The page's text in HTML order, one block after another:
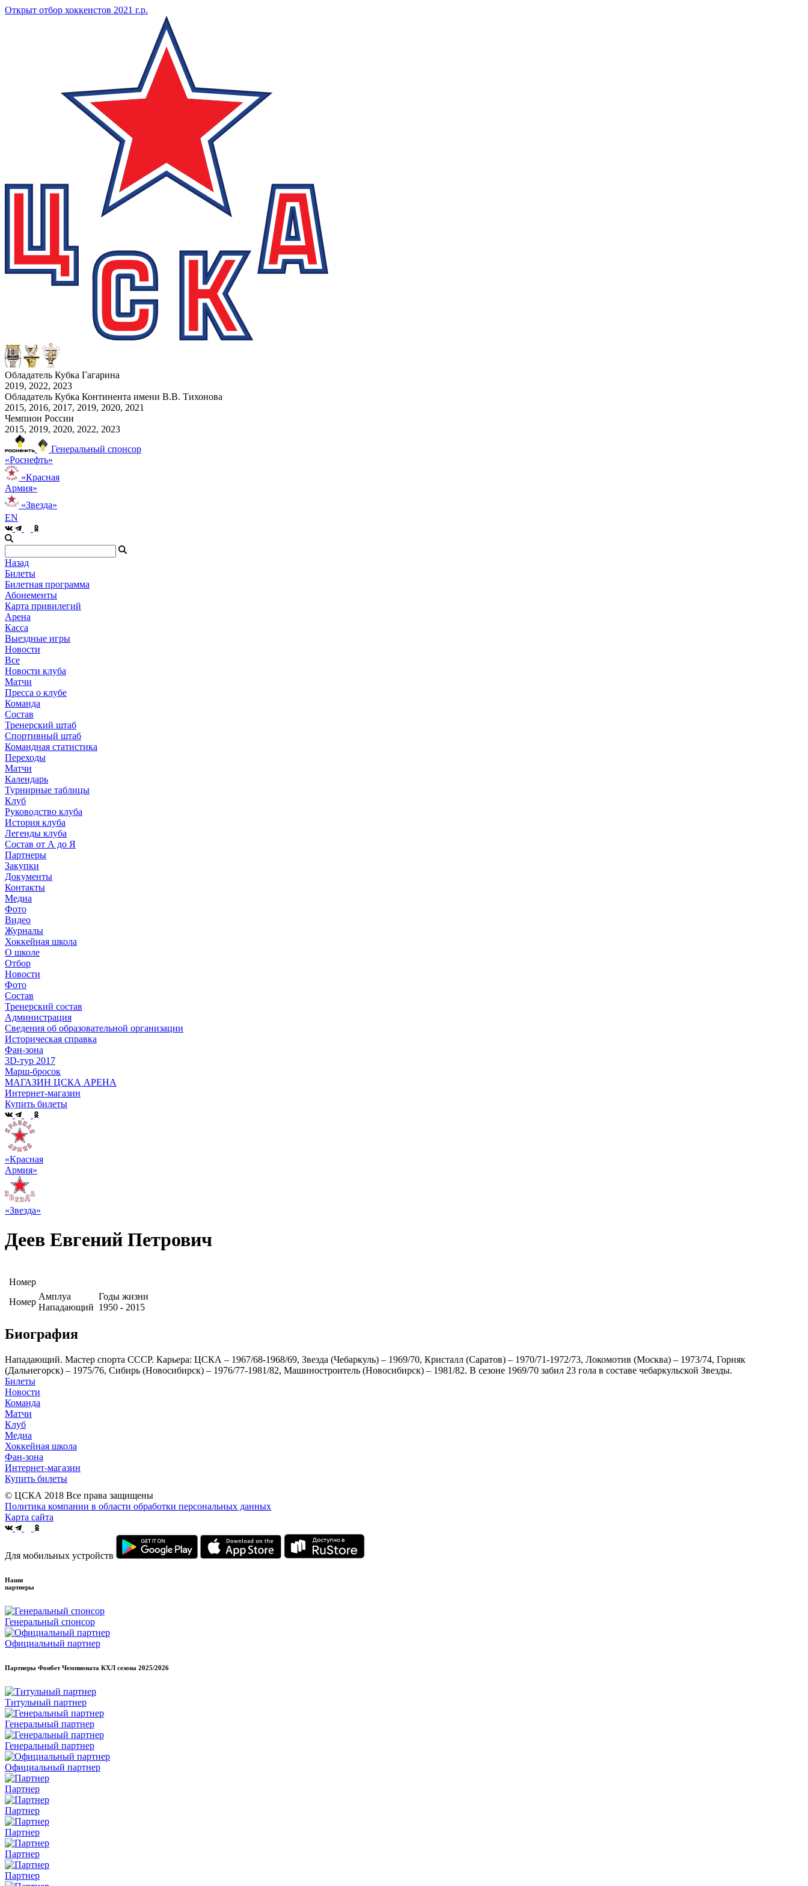
Открыт отбор хоккеистов 2021 г.р.
Обладатель Кубка Гагарина
2019, 2022, 2023
Обладатель Кубка Континента имени В.В. Тихонова
2015, 2016, 2017, 2019, 2020, 2021
Чемпион России
2015, 2019, 2020, 2022, 2023
Генеральный спонсор
«Роснефть»
«Красная
Армия»
«Звезда»
EN
Назад
Билеты
Билетная программа
Абонементы
Карта привилегий
Арена
Касса
Выездные игры
Новости
Все
Новости клуба
Матчи
Пресса о клубе
Команда
Состав
Тренерский штаб
Спортивный штаб
Командная статистика
Переходы
Матчи
Календарь
Турнирные таблицы
Клуб
Руководство клуба
История клуба
Легенды клуба
Состав от А до Я
Партнеры
Закупки
Документы
Контакты
Медиа
Фото
Видео
Журналы
Хоккейная школа
О школе
Отбор
Новости
Фото
Состав
Тренерский состав
Администрация
Сведения об образовательной организации
Историческая справка
Фан-зона
3D-тур 2017
Марш-бросок
МАГАЗИН ЦСКА АРЕНА
Интернет-магазин
Купить билеты
«Красная
Армия»
«Звезда»
Деев Евгений Петрович
Номер
Номер
Амплуа
Нападающий
Годы жизни
1950 - 2015
Биография
Нападающий. Мастер спорта СССР. Карьера: ЦСКА – 1967/68-1968/69, Звезда (Чебаркуль) – 1969/70, Кристалл (Саратов) – 1970/71-1972/73, Локомотив (Москва) – 1973/74, Горняк
(Дальнегорск) – 1975/76, Сибирь (Новосибирск) – 1976/77-1981/82, Машиностроитель (Новосибирск) – 1981/82. В сезоне 1969/70 забил 23 гола в составе чебаркульской Звезды.
Билеты
Новости
Команда
Матчи
Клуб
Медиа
Хоккейная школа
Фан-зона
Интернет-магазин
Купить билеты
© ЦСКА 2018 Все права защищены
Политика компании в области обработки персональных данных
Карта сайта
Для мобильных устройств
Наши
партнеры
Генеральный спонсор
Официальный партнер
Партнеры Фонбет Чемпионата КХЛ сезона 2025/2026
Титульный партнер
Генеральный партнер
Генеральный партнер
Официальный партнер
Партнер
Партнер
Партнер
Партнер
Партнер